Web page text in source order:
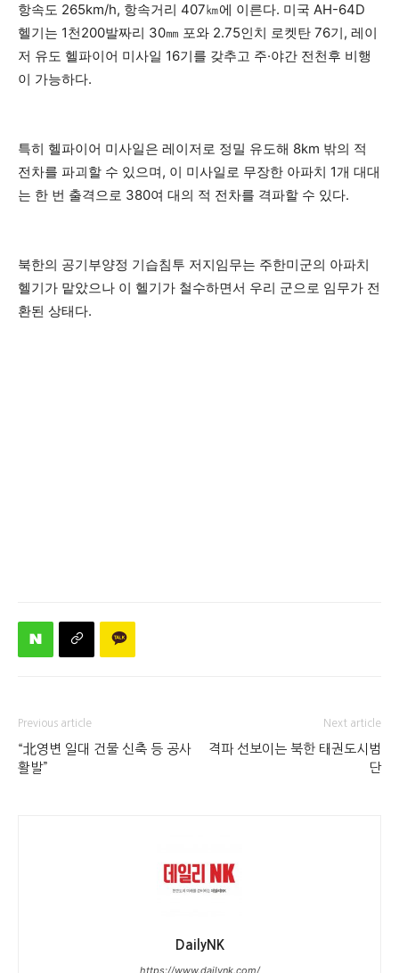
항속도 265km/h, 항속거리 407㎞에 이른다. 미국 AH-64D
헬기는 1천200발짜리 30㎜ 포와 2.75인치 로켓탄 76기, 레이
저 유도 헬파이어 미사일 16기를 갖추고 주·야간 전천후 비행
이 가능하다.
특히 헬파이어 미사일은 레이저로 정밀 유도해 8km 밖의 적
전차를 파괴할 수 있으며, 이 미사일로 무장한 아파치 1개 대대
는 한 번 출격으로 380여 대의 적 전차를 격파할 수 있다.
북한의 공기부양정 기습침투 저지임무는 주한미군의 아파치
헬기가 맡았으나 이 헬기가 철수하면서 우리 군으로 임무가 전
환된 상태다.
Previous article
“北영변 일대 건물 신축 등 공사
활발”
Next article
격파 선보이는 북한 태권도시범
단
DailyNK
https://www.dailynk.com/